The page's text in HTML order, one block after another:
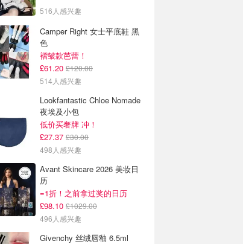
516人感兴趣
Camper Right 女士平底鞋 黑
色
褶皱款芭蕾！
£61.20 £120.00
514人感兴趣
Lookfantastic Chloe Nomade
夜埃及小包
低价买奢牌 冲！
£27.37 £30.00
498人感兴趣
Avant Skincare 2026 美妆日
历
=1折！之前拿过奖的日历
£98.10 £1029.00
496人感兴趣
Givenchy 丝绒唇釉 6.5ml